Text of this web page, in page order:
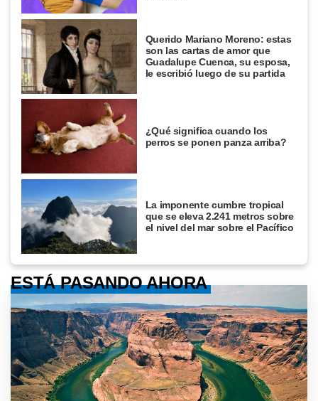
Querido Mariano Moreno: estas
son las cartas de amor que
Guadalupe Cuenca, su esposa,
le escribió luego de su partida
¿Qué significa cuando los
perros se ponen panza arriba?
La imponente cumbre tropical
que se eleva 2.241 metros sobre
el nivel del mar sobre el Pacífico
ESTÁ PASANDO AHORA